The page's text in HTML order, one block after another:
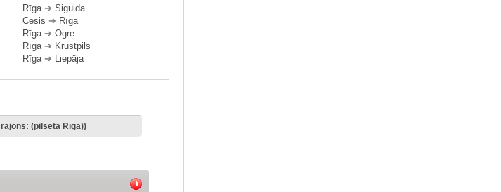
Rīga➔ Sigulda
Cēsis ➔ Rīga
Rīga➔ Ogre
Rīga➔ Krustpils
Rīga➔ Liepāja